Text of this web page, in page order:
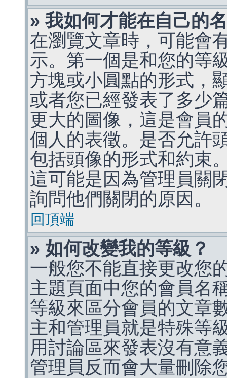
» 我如何才能在自己的
在瀏覽文章時，可能會
示。第一個是和您的等
方塊或小圓點的形式，
或者您已經發表了多少
更大的圖像，這是會員
個人的表徵。是否允許
包括頭像的形式和約束
這可能是因為管理員關
詢問他們關閉的原因。
回頂端
» 如何改變我的等級？
一般您不能直接更改您
主題頁面中您的會員名
等級來區分會員的文章
主和管理員就是特殊等
用討論區來發表沒有意
管理員反而會大量刪除